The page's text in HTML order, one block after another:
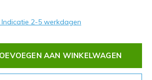
Indicatie 2-5 werkdagen
AAN WINKELWAGEN